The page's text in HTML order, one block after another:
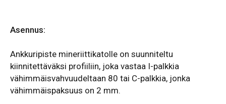
Asennus:
Ankkuripiste mineriittikatolle on suunniteltu
kiinnitettäväksi profiiliin, joka vastaa I-palkkia
vähimmäisvahvuudeltaan 80 tai C-palkkia, jonka
vähimmäispaksuus on 2 mm.